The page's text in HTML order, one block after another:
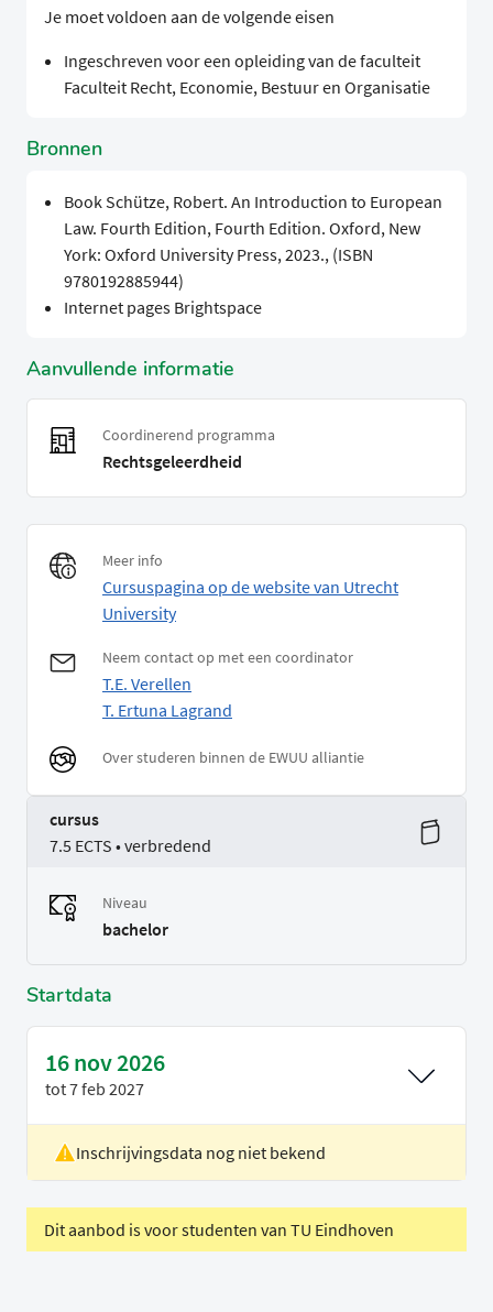
Je moet voldoen aan de volgende eisen
Ingeschreven voor een opleiding van de faculteit
Faculteit Recht, Economie, Bestuur en Organisatie
Bronnen
Book Schütze, Robert. An Introduction to European
Law. Fourth Edition, Fourth Edition. Oxford, New
York: Oxford University Press, 2023., (ISBN
9780192885944)
Internet pages Brightspace
Aanvullende informatie
Coordinerend programma
Rechtsgeleerdheid
Meer info
Cursuspagina op de website van Utrecht
University
Neem contact op met een coordinator
T.E. Verellen
T. Ertuna Lagrand
Over studeren binnen de EWUU alliantie
cursus
7.5 ECTS • verbredend
Niveau
bachelor
Startdata
16 nov 2026
tot7 feb 2027
Locatie
Utrecht
Periode
Blok 2
A
Inschrijvingsdata nog niet bekend
Dit aanbod is voor studenten van TU Eindhoven